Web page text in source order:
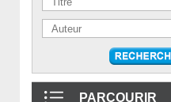
PARCOURIR